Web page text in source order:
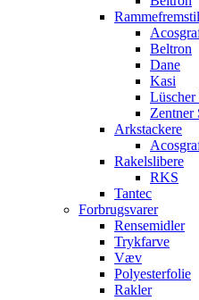
Beltron
Dane
Kasi
Zentner
Arkstackere
Rakelslibere
RKS
Tantec
Forbrugsvarer
Rensemidler
Trykfarve
Væv
Polyesterfolie
Rakler